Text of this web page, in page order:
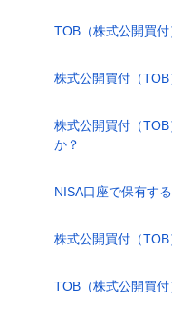
TOB（株式公開買付
株式公開買付（TOB
株式公開買付（
か？
NISA口座で保有す
株式公開買付（TOB
TOB（株式公開買付